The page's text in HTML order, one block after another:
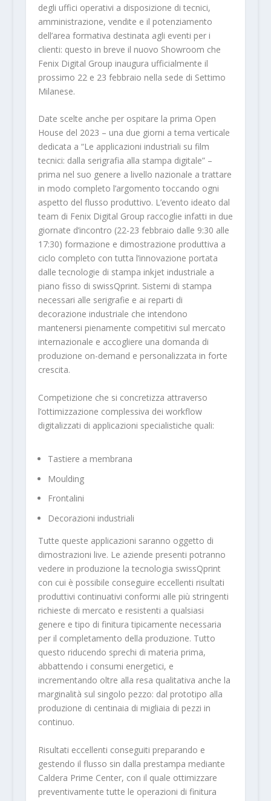
degli uffici operativi a disposizione di tecnici,
amministrazione, vendite e il potenziamento
dell’area formativa destinata agli eventi per i
clienti: questo in breve il nuovo Showroom che
Fenix Digital Group inaugura ufficialmente il
prossimo 22 e 23 febbraio nella sede di Settimo
Milanese.
Date scelte anche per ospitare la prima Open
House del 2023 – una due giorni a tema verticale
dedicata a “Le applicazioni industriali su film
tecnici: dalla serigrafia alla stampa digitale” –
prima nel suo genere a livello nazionale a trattare
in modo completo l’argomento toccando ogni
aspetto del flusso produttivo. L’evento ideato dal
team di Fenix Digital Group raccoglie infatti in due
giornate d’incontro (22-23 febbraio dalle 9:30 alle
17:30) formazione e dimostrazione produttiva a
ciclo completo con tutta l’innovazione portata
dalle tecnologie di stampa inkjet industriale a
piano fisso di swissQprint. Sistemi di stampa
necessari alle serigrafie e ai reparti di
decorazione industriale che intendono
mantenersi pienamente competitivi sul mercato
internazionale e accogliere una domanda di
produzione on-demand e personalizzata in forte
crescita.
Competizione che si concretizza attraverso
l’ottimizzazione complessiva dei workflow
digitalizzati di applicazioni specialistiche quali:
Tastiere a membrana
Moulding
Frontalini
Decorazioni industriali
Tutte queste applicazioni saranno oggetto di
dimostrazioni live. Le aziende presenti potranno
vedere in produzione la tecnologia swissQprint
con cui è possibile conseguire eccellenti risultati
produttivi continuativi conformi alle più stringenti
richieste di mercato e resistenti a qualsiasi
genere e tipo di finitura tipicamente necessaria
per il completamento della produzione. Tutto
questo riducendo sprechi di materia prima,
abbattendo i consumi energetici, e
incrementando oltre alla resa qualitativa anche la
marginalità sul singolo pezzo: dal prototipo alla
produzione di centinaia di migliaia di pezzi in
continuo.
Risultati eccellenti conseguiti preparando e
gestendo il flusso sin dalla prestampa mediante
Caldera Prime Center, con il quale ottimizzare
preventivamente tutte le operazioni di finitura